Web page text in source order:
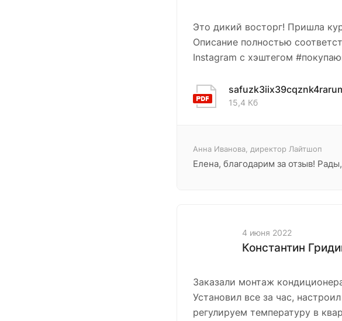
Это дикий восторг! Пришла
Описание полностью
Instagram с хэштегом
15,4 Кб
Анна Иванова, директор Лайтшоп
Елена, благодарим за отзыв!
4 июня 2022
Константин
Заказали монтаж
Установил все за час,
регулируем температуру в